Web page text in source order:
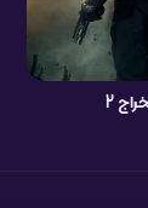
2